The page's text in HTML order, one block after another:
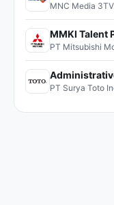
MNC Media
PT Mitsubishi
PT Surya Toto